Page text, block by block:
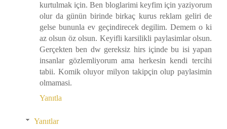
kurtulmak için. Ben bloglarimi keyfim için yaziyorum
olur da günün birinde birkaç kurus reklam geliri de
gelse bununla ev geçindirecek degilim. Demem o ki
az olsun öz olsun. Keyifli karsilikli paylasimlar olsun.
Gerçekten ben dw gereksiz hirs içinde bu isi yapan
insanlar gözlemliyorum ama herkesin kendi tercihi
tabii. Komik oluyor milyon takipçin olup paylasimin
olmamasi.
Yanıtla
Yanıtlar